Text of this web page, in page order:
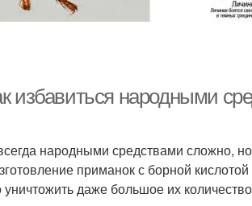
избавиться народными
народными средствами сложно,
приманок с борной
даже большое их